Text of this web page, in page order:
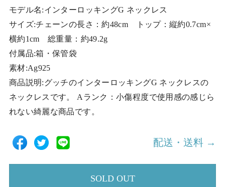
モデル名:インターロッキングG ネックレス
サイズ:チェーンの長さ：約48cm トップ：縦約0.7cm×
横約1cm 総重量：約49.2g
付属品:箱・保管袋
素材:Ag925
商品説明:グッチのインターロッキングG ネックレスの
ネックレスです。 Aランク：小傷程度で使用感の感じら
れない綺麗な商品です。
配送・送料 →
SOLD OUT